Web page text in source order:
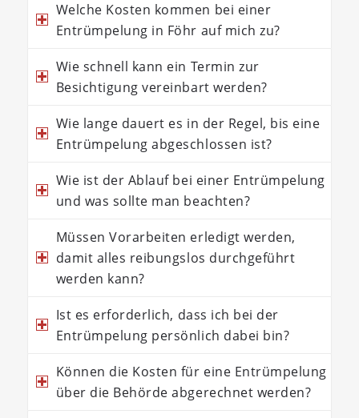
Welche Kosten kommen bei einer
Entrümpelung in Föhr auf mich zu?
Wie schnell kann ein Termin zur
Besichtigung vereinbart werden?
Wie lange dauert es in der Regel, bis eine
Entrümpelung abgeschlossen ist?
Wie ist der Ablauf bei einer Entrümpelung
und was sollte man beachten?
Müssen Vorarbeiten erledigt werden,
damit alles reibungslos durchgeführt
werden kann?
Ist es erforderlich, dass ich bei der
Entrümpelung persönlich dabei bin?
Können die Kosten für eine Entrümpelung
über die Behörde abgerechnet werden?